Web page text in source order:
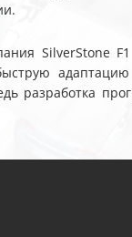
SilverStone
разработка